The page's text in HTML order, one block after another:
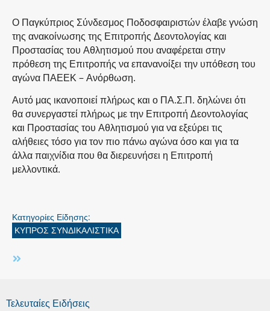
Ο Παγκύπριος Σύνδεσμος Ποδοσφαιριστών έλαβε γνώση
της ανακοίνωσης της Επιτροπής Δεοντολογίας και
Προστασίας του Αθλητισμού που αναφέρεται στην
πρόθεση της Επιτροπής να επανανοίξει την υπόθεση του
αγώνα ΠΑΕΕΚ – Ανόρθωση.
Αυτό μας ικανοποιεί πλήρως και ο ΠΑ.Σ.Π. δηλώνει ότι
θα συνεργαστεί πλήρως με την Επιτροπή Δεοντολογίας
και Προστασίας του Αθλητισμού για να εξεύρει τις
αλήθειες τόσο για τον πιο πάνω αγώνα όσο και για τα
άλλα παιχνίδια που θα διερευνήσει η Επιτροπή
μελλοντικά.
Κατηγορίες Είδησης:
ΚΥΠΡΟΣ ΣΥΝΔΙΚΑΛΙΣΤΙΚΑ
Τελευταίες Ειδήσεις